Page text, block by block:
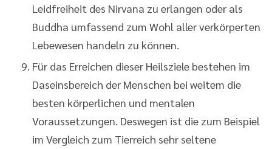
Leidfreiheit des Nirvana zu erlangen oder als
Buddha umfassend zum Wohl aller verkörperten
Lebewesen handeln zu können.
Für das Erreichen dieser Heilsziele bestehen im
Daseinsbereich der Menschen bei weitem die
besten körperlichen und mentalen
Voraussetzungen. Deswegen ist die zum Beispiel
im Vergleich zum Tierreich sehr seltene